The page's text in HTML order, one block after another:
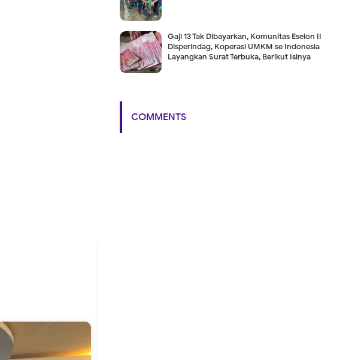
Gaji 13 Tak Dibayarkan, Komunitas Eselon II
Disperindag, Koperasi UMKM se Indonesia
Layangkan Surat Terbuka, Berikut Isinya
COMMENTS